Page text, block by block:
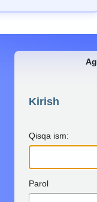
Kirish
Qisqa ism:
Parol